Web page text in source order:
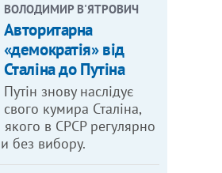
ВОЛОДИМИР В'ЯТРОВИЧ
Авторитарна
«демократія» від
Сталіна до Путіна
Путін знову наслідує
свого кумира Сталіна,
якого в СРСР регулярно
без вибору.